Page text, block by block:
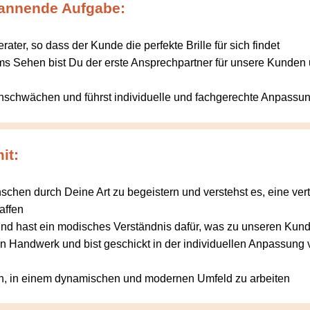
Aufgabe:
so dass der Kunde die perfekte Brille für sich findet
Sehen bist Du der erste Ansprechpartner für unsere
und führst individuelle und fachgerechte
durch Deine Art zu begeistern und verstehst es, eine
hast ein modisches Verständnis dafür, was zu unseren
Handwerk und bist geschickt in der individuellen Anpassung
in einem dynamischen und modernen Umfeld zu arbeiten